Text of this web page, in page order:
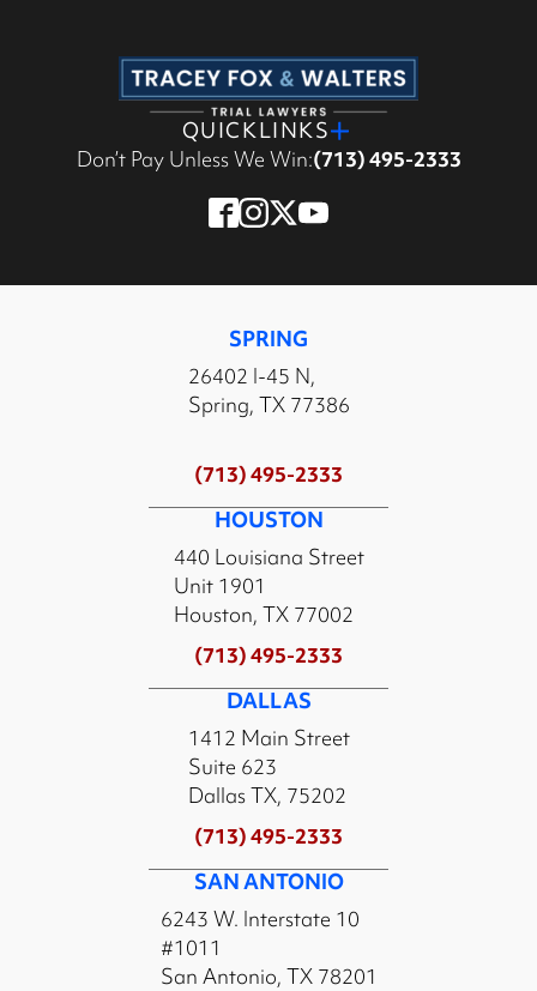
QUICKLINKS
Don’t Pay Unless We Win:(713) 495-2333
SPRING
26402 I-45 N,
Spring, TX 77386
(713) 495-2333
HOUSTON
440 Louisiana Street
Unit 1901
Houston, TX 77002
(713) 495-2333
DALLAS
1412 Main Street
Suite 623
Dallas TX, 75202
(713) 495-2333
SAN ANTONIO
6243 W. Interstate 10
#1011
San Antonio, TX 78201